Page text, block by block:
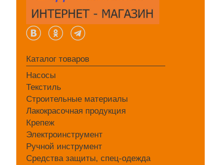
Каталог товаров
Насосы
Текстиль
Строительные материалы
Лакокрасочная продукция
Крепеж
Электроинструмент
Ручной инструмент
Средства защиты, спец-одежда